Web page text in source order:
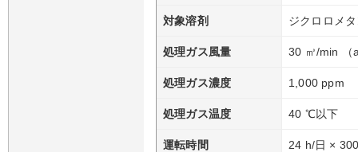
対象溶剤 ジクロロメ
処理ガス風量 30 ㎥/min
処理ガス濃度 1,000 ppm
処理ガス温度 40 ℃以下
運転時間 24 h/日 ×